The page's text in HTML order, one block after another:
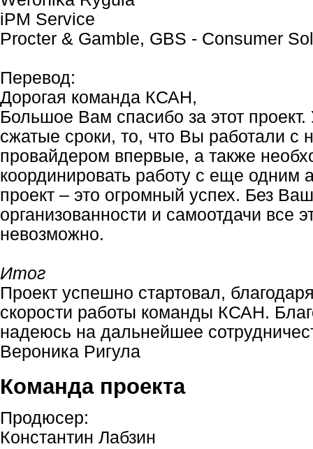
iPM Service
Procter & Gamble, GBS - Consumer
Перевод:
Дорогая команда КСАН,
Большое Вам спасибо за этот
сжатые сроки, то, что Вы работали с
провайдером впервые, а также
координировать работу с еще одним
проект – это огромный успех. Без
организованности и самоотдачи все
невозможно.
Итог
Проект успешно стартовал,
скорости работы команды КСАН.
надеюсь на дальнейшее
Вероника Ригула
Команда проекта
Продюсер:
Константин Лабзин